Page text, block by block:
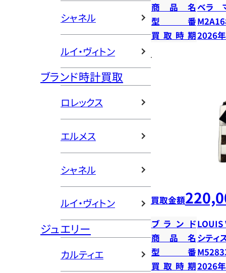
シャネル
ルイ・ヴィトン
ブランド時計買取
ロレックス
エルメス
シャネル
ルイ・ヴィトン
ジュエリー
カルティエ
商品名ベラ
型番
買取時期2026
買取金額
ブランドLOUIS
商品名 シティ
型番
買取時期2026